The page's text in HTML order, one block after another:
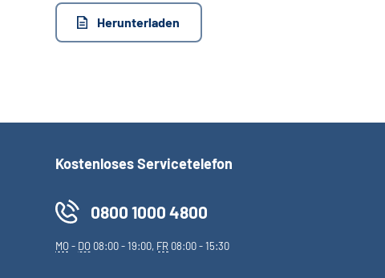
Herunterladen
Kostenloses Servicetelefon
0800 1000 4800
MO- DO 08:00 - 19:00, FR 08:00 - 15:30